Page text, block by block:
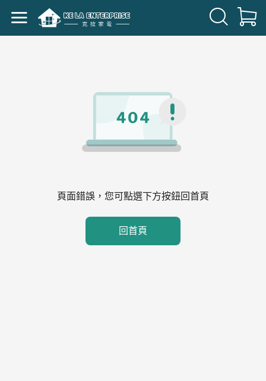
頁面錯誤，您可點選下方按鈕回首頁
回首頁